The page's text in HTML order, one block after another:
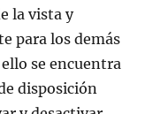
la vista y
para los demás
se encuentra
disposición